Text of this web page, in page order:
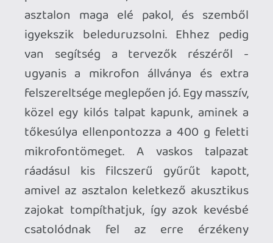
zenekari pakolást tűrő profi szerkezet.
De nem is ezért van. A mikrofont saját
táskájában így könnyedén vihetjük A
pontból B-be, valószínű az se fáj majd a
Radiumnak, ha a villamoson
hozzákoccantjuk az éppen záródó
ajtóhoz. Ettől többet azonban nem
szabad várni a doboztól - konkrétan egy
szegecs ki is esett a pántból az első
kicsomagolás után. Van egy pop-filter is a
doboz alsó rekeszében, ami arra jó, hogy
a pöffögős-pöccögős hangjainkat
letompítsa. Egy ekkora kondimikrofon-
kapszula mellé ez a fortély el is kél, de a
saját rácsozat, valamint a plusz
felpakolható, szél- és susogásbiztos